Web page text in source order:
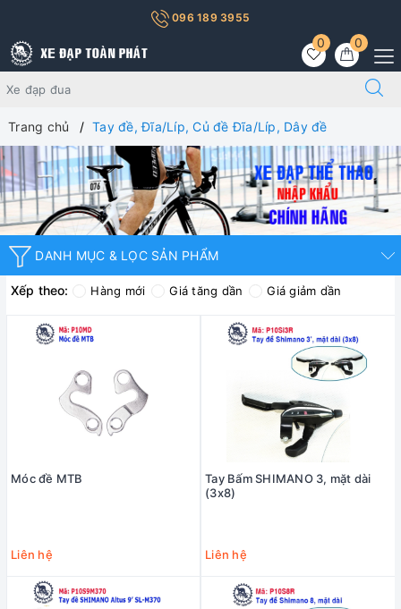
096 189 3955
0
0
Trang chủ Tay đề, Đĩa/Líp, Củ đề Đĩa/Líp, Dây đề
DANH MỤC & LỌC SẢN PHẨM
Xếp theo: Hàng mới Giá tăng dần Giá giảm dần
Móc đề MTB
Liên hệ
Tay Bấm SHIMANO 3, mặt dài
(3x8)
Liên hệ